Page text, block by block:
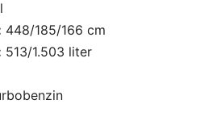
448/185/166 cm
513/1.503 liter